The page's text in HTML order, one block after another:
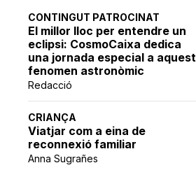
CONTINGUT PATROCINAT
El millor lloc per entendre un
eclipsi: CosmoCaixa dedica
una jornada especial a aquest
fenomen astronòmic
Redacció
CRIANÇA
Viatjar com a eina de
reconnexió familiar
Anna Sugrañes